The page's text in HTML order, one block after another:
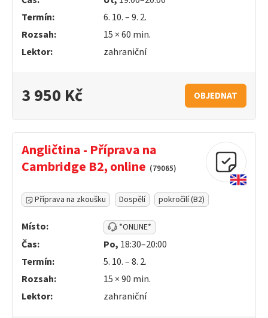
Termín:
6. 10. – 9. 2.
Rozsah:
15 ×60 min.
Lektor:
zahraniční
3 950 Kč OBJEDNAT
Angličtina - Příprava na
Cambridge B2, online (79065)
Příprava na zkoušku Dospělí pokročilí (B2)
Místo: *ONLINE*
Čas: Po, 18:30–20:00
Termín:
5. 10. – 8. 2.
Rozsah:
15 ×90 min.
Lektor:
zahraniční